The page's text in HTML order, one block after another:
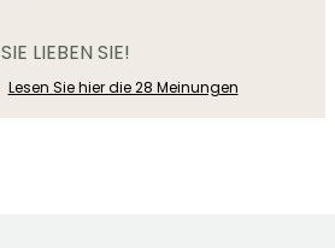
SIE LIEBEN SIE!
Lesen Sie hier die 28 Meinungen